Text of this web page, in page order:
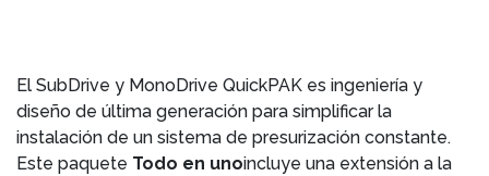
El SubDrive y MonoDrive QuickPAK es ingeniería y
diseño de última generación para simplificar la
instalación de un sistema de presurización constante.
Este paquete Todo en unoincluye una extensión a la